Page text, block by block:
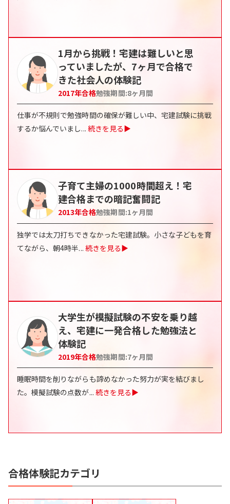
1月から挑戦！宅建は難しいと思
っていましたが、7ヶ月で合格で
きた社会人の体験記
2017年合格勉強期間:8ヶ月間
仕事が不規則で勉強時間の確保が難しい中、宅建試験に挑戦
するか悩んでいまし... 続きを見る▶
子育て主婦の1000時間超え！宅
建合格までの暗記奮闘記
2013年合格勉強期間:1ヶ月間
独学では太刀打ちできなかった宅建試験。小さな子どもを育
てながら、朝4時半... 続きを見る▶
大学生が模擬試験の不安を乗り越
え、宅建に一発合格した勉強法と
体験記
2019年合格勉強期間:7ヶ月間
睡眠時間を削りながらも諦めなかった努力が実を結びまし
た。模擬試験の点数が... 続きを見る▶
合格体験記カテゴリ